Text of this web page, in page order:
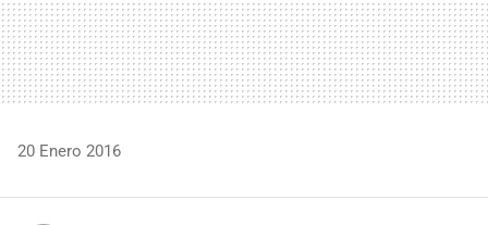
20 Enero 2016